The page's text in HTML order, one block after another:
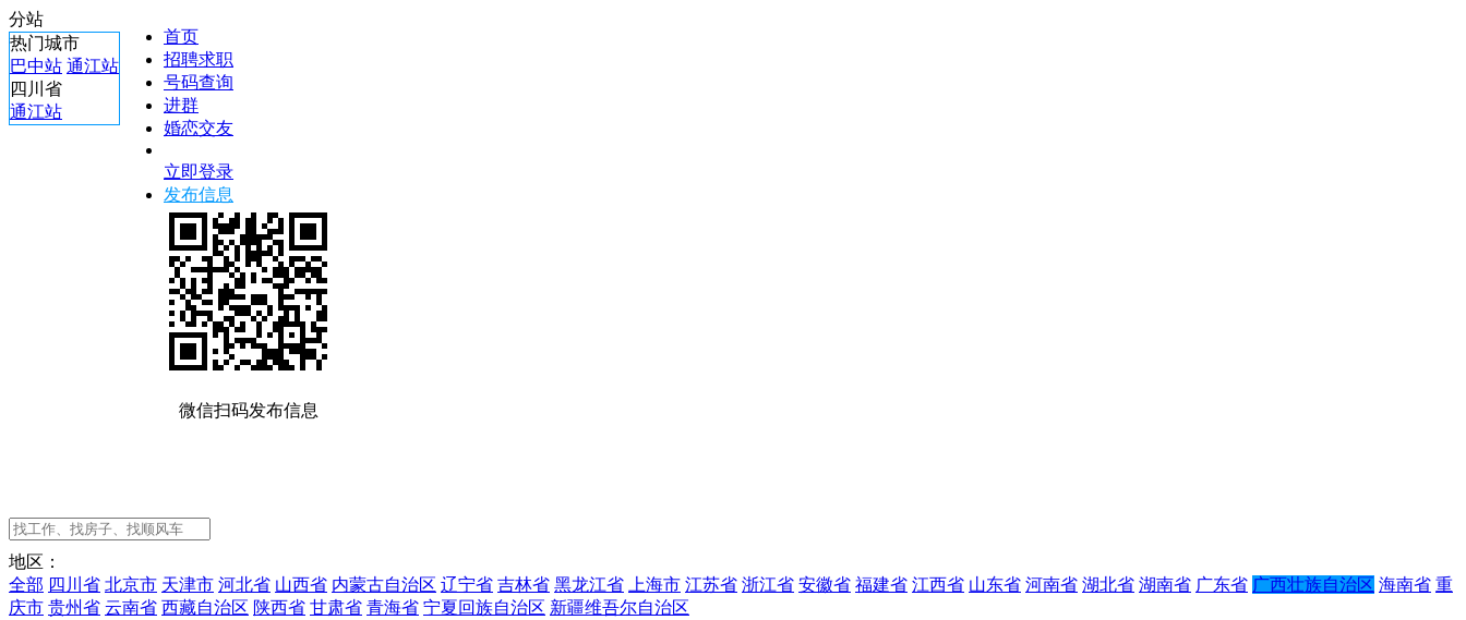
分站
热门城市
巴中站 通江站
四川省
通江站
首页
招聘求职
号码查询
进群
婚恋交友
立即登录
发布信息
微信扫码发布信息
地区：
全部 四川省 北京市 天津市 河北省 山西省 内蒙古自治区 辽宁省 吉林省 黑龙江省 上海市 江苏省 浙江省 安徽省 福建省 江西省 山东省 河南省 湖北省 湖南省 广东省 广西壮族自治区 海南省 重
庆市 贵州省 云南省 西藏自治区 陕西省 甘肃省 青海省 宁夏回族自治区 新疆维吾尔自治区